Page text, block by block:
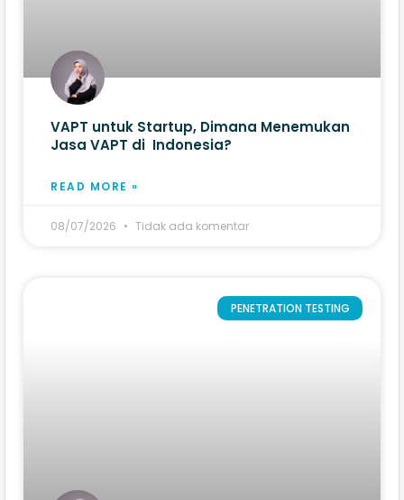
VAPT untuk Startup, Dimana Menemukan
Jasa VAPT di Indonesia?
READ MORE »
08/07/2026 Tidak ada komentar
PENETRATION TESTING